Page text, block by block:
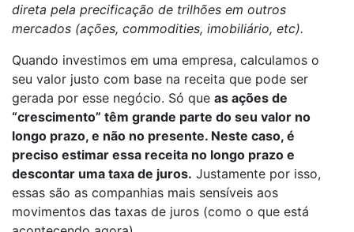
direta pela precificação de trilhões em outros
mercados (ações, commodities, imobiliário, etc).
Quando investimos em uma empresa, calculamos o
seu valor justo com base na receita que pode ser
gerada por esse negócio. Só que as ações de
“crescimento” têm grande parte do seu valor no
longo prazo, e não no presente. Neste caso, é
preciso estimar essa receita no longo prazo e
descontar uma taxa de juros. Justamente por isso,
essas são as companhias mais sensíveis aos
movimentos das taxas de juros (como o que está